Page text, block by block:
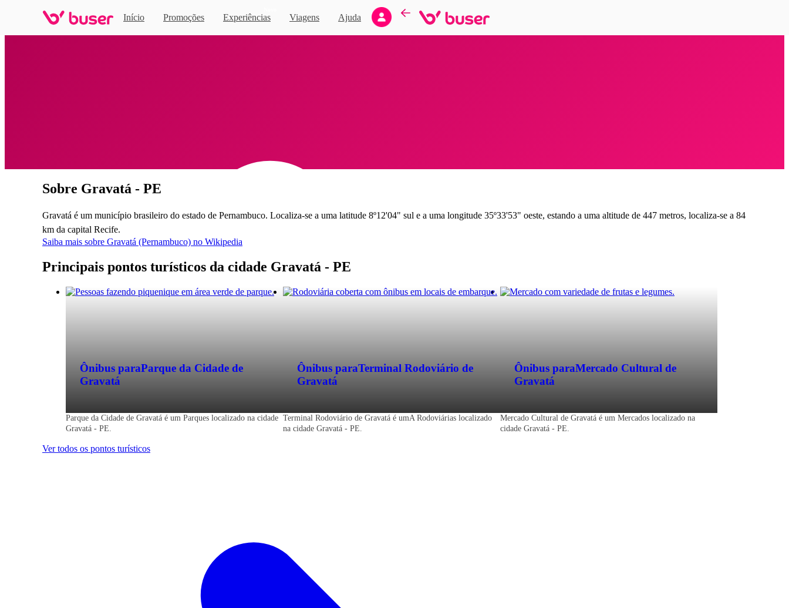
Início Promoções Experiências Viagens Ajuda
Home
Sobre Gravatá - PE
Gravatá é um município brasileiro do estado de Pernambuco. Localiza-se a uma latitude 8º12'04" sul e a uma longitude 35º33'53" oeste, estando a uma altitude de 447 metros, localiza-se a 84
km da capital Recife.
Saiba mais sobre Gravatá (Pernambuco) no Wikipedia
Principais pontos turísticos da cidade Gravatá - PE
Ônibus paraParque da Cidade de
Gravatá
Parque da Cidade de Gravatá é um Parques localizado na cidade
Gravatá - PE.
Ônibus paraTerminal Rodoviário de
Gravatá
Terminal Rodoviário de Gravatá é umA Rodoviárias localizado
na cidade Gravatá - PE.
Ônibus paraMercado Cultural de
Gravatá
Mercado Cultural de Gravatá é um Mercados localizado na
cidade Gravatá - PE.
Ver todos os pontos turísticos